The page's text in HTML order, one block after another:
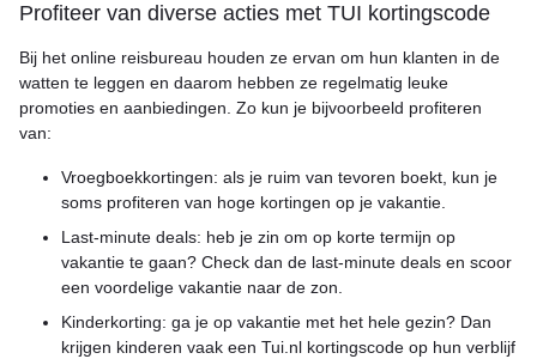
Profiteer van diverse acties met TUI kortingscode
Bij het online reisbureau houden ze ervan om hun klanten in de
watten te leggen en daarom hebben ze regelmatig leuke
promoties en aanbiedingen. Zo kun je bijvoorbeeld profiteren
van:
Vroegboekkortingen: als je ruim van tevoren boekt, kun je
soms profiteren van hoge kortingen op je vakantie.
Last-minute deals: heb je zin om op korte termijn op
vakantie te gaan? Check dan de last-minute deals en scoor
een voordelige vakantie naar de zon.
Kinderkorting: ga je op vakantie met het hele gezin? Dan
krijgen kinderen vaak een Tui.nl kortingscode op hun verblijf